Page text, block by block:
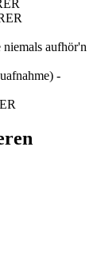
aufhör'n
-